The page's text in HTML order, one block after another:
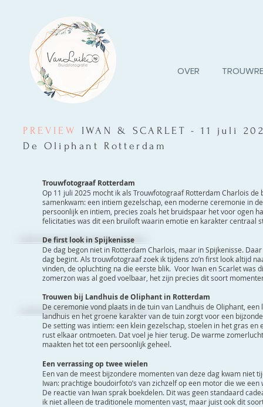
PREVIEW
IWAN & SCARLET - 11 juli
De Oliphant Rotterdam
Trouwfotograaf Rotterdam
Op 11 juli 2025 mocht ik als Trouwfotograaf Rotterdam Charlois
samenkwam: een intiem gezelschap, een moderne ceremonie in
persoonlijk en intiem, precies zoals het bruidspaar het voor ogen
felicitaties was dit een bruiloft waarin emotie en karakter centraal
De first look in Spijkenisse
De dag begon niet in Rotterdam Charlois, maar in Spijkenisse.
dag begint. Als trouwfotograaf zoek ik tijdens zo’n first look altijd
vinden, de opluchting na die eerste blik. Voor Iwan en Scarlet
zomerzon was al goed voelbaar, het zijn precies dit soort
Trouwen bij Landhuis de Oliphant in Rotterdam
De ceremonie vond plaats in de tuin van Landhuis de Oliphant,
landhuis en het groene karakter van de tuin zorgt voor een
De setting was intiem: een klein gezelschap, stoelen in het gras
rust elkaar ontmoeten. Dat voel je hier terug. De warme
maakten het tot een persoonlijk geheel.
Een verrassing op twee wielen
Een van de meest bijzondere momenten van deze dag kwam niet
Iwan: prachtige boudoirfoto’s van zichzelf op een motor die we
De reactie van Iwan sprak boekdelen. Dit was geen standaard
ik niet alleen de traditionele momenten vast, maar juist ook dit
OVER